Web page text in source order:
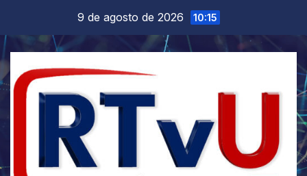
contenido
9 de agosto de 2026 10:15